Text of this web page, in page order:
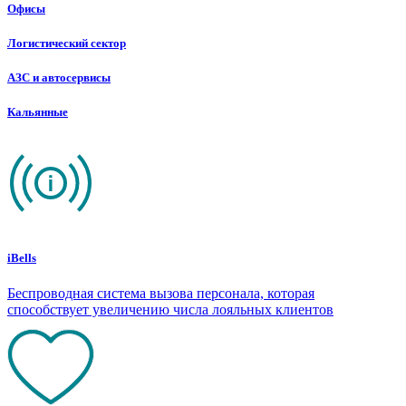
Офисы
Логистический сектор
АЗС и автосервисы
Кальянные
iBells
Беспроводная система вызова персонала, которая
способствует увеличению числа лояльных клиентов